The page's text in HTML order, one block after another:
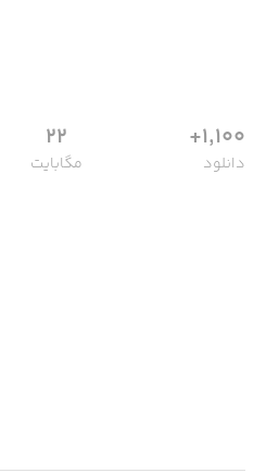
1,100+
دانلود
22
مگابایت